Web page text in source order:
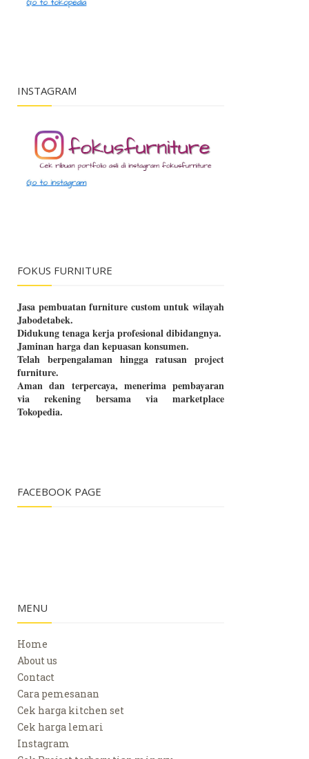
INSTAGRAM
FOKUS FURNITURE
Jasa pembuatan furniture custom untuk wilayah
Jabodetabek.
Didukung tenaga kerja profesional dibidangnya.
Jaminan harga dan kepuasan konsumen.
Telah berpengalaman hingga ratusan project
furniture.
Aman dan terpercaya, menerima pembayaran
via rekening bersama via marketplace
Tokopedia.
FACEBOOK PAGE
MENU
Home
About us
Contact
Cara pemesanan
Cek harga kitchen set
Cek harga lemari
Instagram